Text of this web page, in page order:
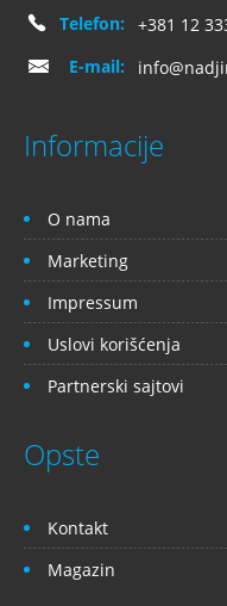
Telefon:
+381 12
E-mail:
Informacije
O nama
Marketing
Impressum
Uslovi korišćenja
Partnerski sajtovi
Opste
Kontakt
Magazin